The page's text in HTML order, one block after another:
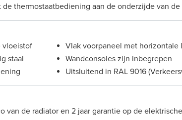
thermostaatbediening aan de onderzijde van de
vloeistof
staal
Vlak voorpaneel met horizontale
Wandconsoles zijn inbegrepen
Uitsluitend in RAL 9016
van de radiator en 2 jaar garantie op de